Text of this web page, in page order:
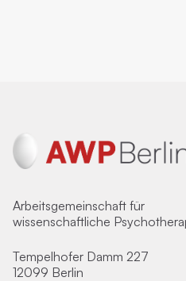
Arbeitsgemeinschaft für
wissenschaftliche
Tempelhofer Damm 227
12099 Berlin